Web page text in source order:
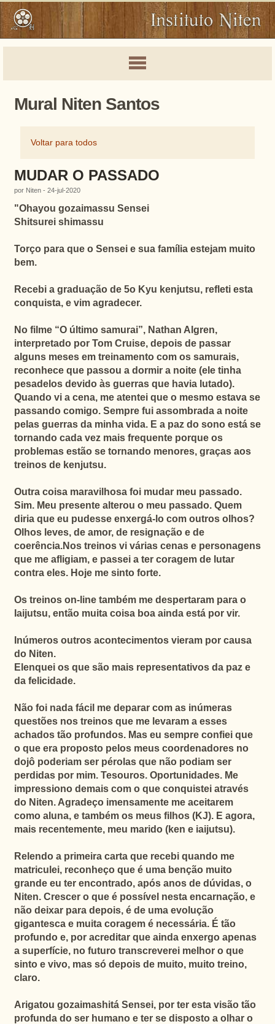
Mural Niten Santos
Voltar para todos
MUDAR O PASSADO
por Niten - 24-jul-2020
"Ohayou gozaimassu Sensei
Shitsurei shimassu
Torço para que o Sensei e sua família estejam muito
bem.
Recebi a graduação de 5o Kyu kenjutsu, refleti esta
conquista, e vim agradecer.
No filme “O último samurai”, Nathan Algren,
interpretado por Tom Cruise, depois de passar
alguns meses em treinamento com os samurais,
reconhece que passou a dormir a noite (ele tinha
pesadelos devido às guerras que havia lutado).
Quando vi a cena, me atentei que o mesmo estava se
passando comigo. Sempre fui assombrada a noite
pelas guerras da minha vida. E a paz do sono está se
tornando cada vez mais frequente porque os
problemas estão se tornando menores, graças aos
treinos de kenjutsu.
Outra coisa maravilhosa foi mudar meu passado.
Sim. Meu presente alterou o meu passado. Quem
diria que eu pudesse enxergá-lo com outros olhos?
Olhos leves, de amor, de resignação e de
coerência.Nos treinos vi várias cenas e personagens
que me afligiam, e passei a ter coragem de lutar
contra eles. Hoje me sinto forte.
Os treinos on-line também me despertaram para o
Iaijutsu, então muita coisa boa ainda está por vir.
Inúmeros outros acontecimentos vieram por causa
do Niten.
Elenquei os que são mais representativos da paz e
da felicidade.
Não foi nada fácil me deparar com as inúmeras
questões nos treinos que me levaram a esses
achados tão profundos. Mas eu sempre confiei que
o que era proposto pelos meus coordenadores no
dojô poderiam ser pérolas que não podiam ser
perdidas por mim. Tesouros. Oportunidades. Me
impressiono demais com o que conquistei através
do Niten. Agradeço imensamente me aceitarem
como aluna, e também os meus filhos (KJ). E agora,
mais recentemente, meu marido (ken e iaijutsu).
Relendo a primeira carta que recebi quando me
matriculei, reconheço que é uma benção muito
grande eu ter encontrado, após anos de dúvidas, o
Niten. Crescer o que é possível nesta encarnação, e
não deixar para depois, é de uma evolução
gigantesca e muita coragem é necessária. É tão
profundo e, por acreditar que ainda enxergo apenas
a superfície, no futuro transcreverei melhor o que
sinto e vivo, mas só depois de muito, muito treino,
claro.
Arigatou gozaimashitá Sensei, por ter esta visão tão
profunda do ser humano e ter se disposto a olhar o